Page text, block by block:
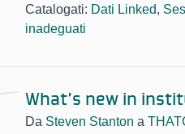
Catalogati: Dati Linked,
inadeguati
What’s new in
Da Steven Stanton a